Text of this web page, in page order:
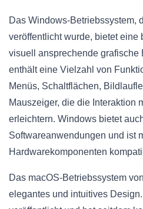
Das Windows-Betriebssystem,
veröffentlicht wurde, bietet eine
visuell ansprechende grafische
enthält eine Vielzahl von
Menüs, Schaltflächen,
Mauszeiger, die die Interaktion
erleichtern. Windows bietet
Softwareanwendungen und ist
Hardwarekomponenten
Das macOS-Betriebssystem
elegantes und intuitives